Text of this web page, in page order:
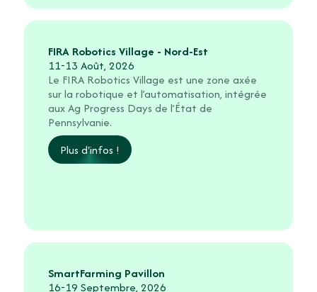
FIRA Robotics Village - Nord-Est
11-13 Août, 2026
Le FIRA Robotics Village est une zone axée
sur la robotique et l’automatisation, intégrée
aux Ag Progress Days de l’État de
Pennsylvanie.
Plus d'infos !
SmartFarming Pavillon
16-19 Septembre, 2026